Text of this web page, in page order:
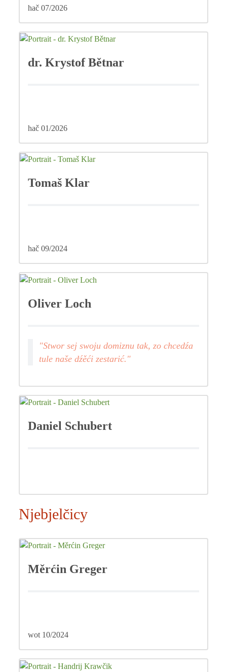
hač 07/2026
dr. Krystof Bětnar
hač 01/2026
Tomaš Klar
hač 09/2024
Oliver Loch
"Stwor sej swoju domiznu tak, zo chcedźa
tule naše dźěći zestarić."
Daniel Schubert
Njebjelčicy
Měrćin Greger
wot 10/2024